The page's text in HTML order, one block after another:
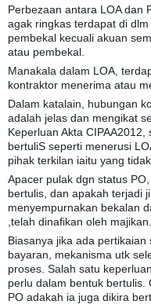
Perbezaan antara LOA dan
agak ringkas terdapat di
pembekal kecuali akuan
atau pembekal.
Manakala dalam LOA,
kontraktor menerima atau
Dalam katalain, hubungan
adalah jelas dan mengikat
Keperluan Akta
bertuliS seperti menerusi
pihak terkilan iaitu yang
Apacer pulak dgn status
bertulis, dan apakah terjadi
menyempurnakan bekalan
,telah dinafikan oleh majikan.
Biasanya jika ada
bayaran, mekanisma utk
proses. Salah satu
perlu dalam bentuk bertulis.
PO adakah ia juga dikira